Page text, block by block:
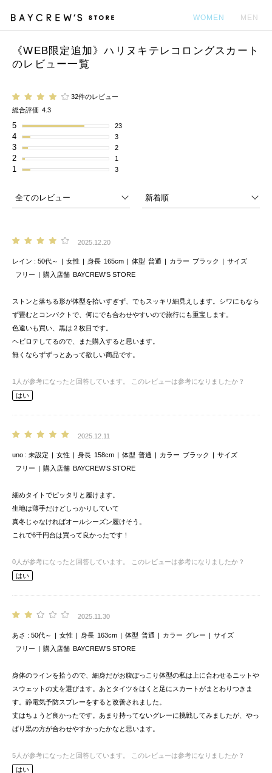
WOMEN MEN
《WEB限定追加》ハリヌキテレコロングスカート
のレビュー一覧
32件のレビュー
総合評価 4.3
5 23
4 3
3 2
2 1
1 3
2025.12.20
レイン 50代～ 女性 身長 165cm 体型 普通 カラー ブラック
サイズ
フリー
購入店舗 BAYCREW’S STORE
ストンと落ちる形が体型を拾いすぎず、でもスッキリ細見えします。シワにもなら
ず畳むとコンパクトで、何にでも合わせやすいので旅行にも重宝します。
色違いも買い、黒は２枚目です。
ヘビロテしてるので、また購入すると思います。
無くならずずっとあって欲しい商品です。
1 人が参考になったと回答しています。
このレビューは参考になりましたか？
はい
2025.12.11
uno 未設定 女性 身長 158cm 体型 普通 カラー ブラック
サイズ
フリー
購入店舗 BAYCREW’S STORE
細めタイトでピッタリと履けます。
生地は薄手だけどしっかりしていて
真冬じゃなければオールシーズン履けそう。
これで6千円台は買って良かったです！
0 人が参考になったと回答しています。
このレビューは参考になりましたか？
はい
2025.11.30
あさ 50代～ 女性 身長 163cm 体型 普通 カラー グレー
サイズ
フリー
購入店舗 BAYCREW’S STORE
身体のラインを拾うので、細身だがお腹ぽっこり体型の私は上に合わせるニットや
スウェットの丈を選びます。あとタイツをはくと足にスカートがまとわりつきま
す。静電気予防スプレーをすると改善されました。
丈はちょうど良かったです。あまり持ってないグレーに挑戦してみましたが、やっ
ぱり黒の方が合わせやすかったかなと思います。
5 人が参考になったと回答しています。
このレビューは参考になりましたか？
はい